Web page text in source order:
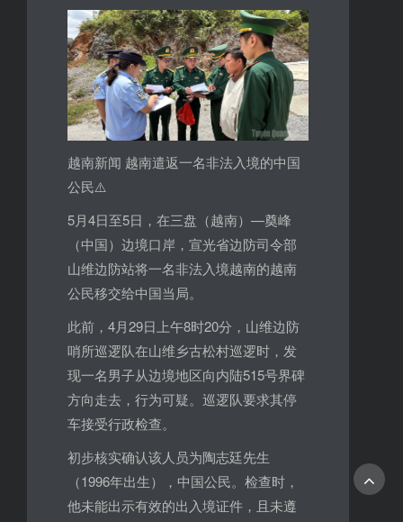
越南新闻 越南遣返一名非法入境的中国
公民⚠️
5月4日至5日，在三盘（越南）—奠峰
（中国）边境口岸，宣光省边防司令部
山维边防站将一名非法入境越南的越南
公民移交给中国当局。
此前，4月29日上午8时20分，山维边防
哨所巡逻队在山维乡古松村巡逻时，发
现一名男子从边境地区向内陆515号界碑
方向走去，行为可疑。巡逻队要求其停
车接受行政检查。
初步核实确认该人员为陶志廷先生
（1996年出生），中国公民。检查时，
他未能出示有效的出入境证件，且未遵